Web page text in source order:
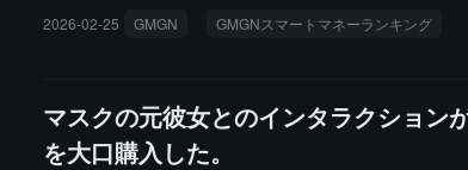
2026-02-25 GMGN GMGNスマートマネーランキング
マスクの元彼女とのインタラクショ
を大口購入した。